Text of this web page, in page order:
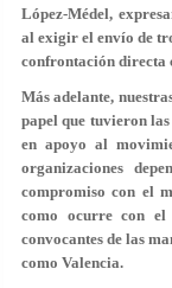
López-Médel,
al exigir el envío de
confrontación directa
Más adelante,
papel que tuvieron
en apoyo al
organizaciones
compromiso con el
como ocurre con el
convocantes de las
como Valencia.